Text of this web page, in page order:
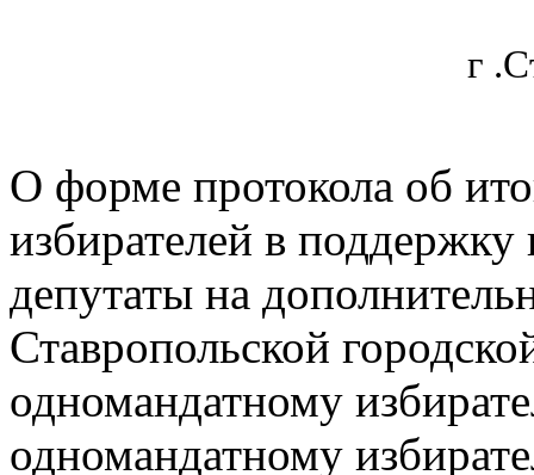
г
О форме протокола об
избирателей в
депутаты на
Ставропольской
одномандатному
одномандатному